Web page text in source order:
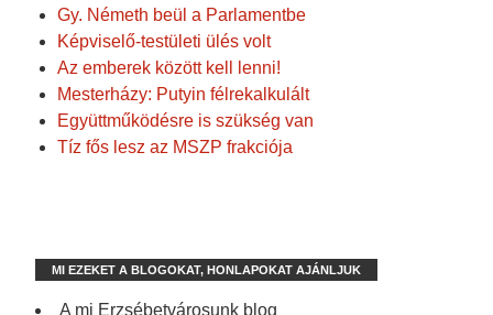
Gy. Németh beül a Parlamentbe
Képviselő-testületi ülés volt
Az emberek között kell lenni!
Mesterházy: Putyin félrekalkulált
Együttműködésre is szükség van
Tíz fős lesz az MSZP frakciója
MI EZEKET A BLOGOKAT, HONLAPOKAT AJÁNLJUK
A mi Erzsébetvárosunk blog